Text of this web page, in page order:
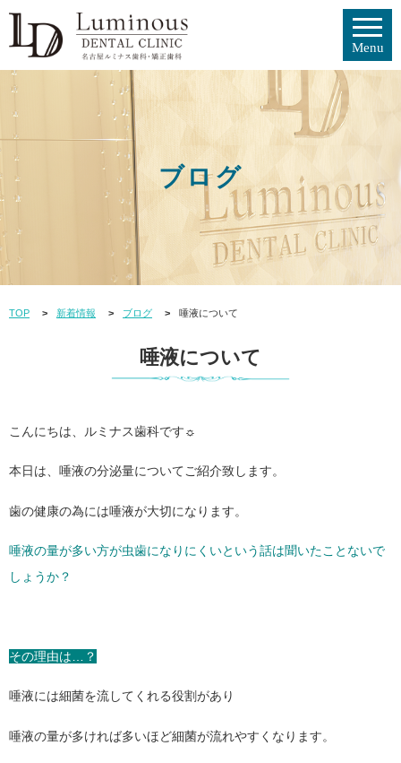
ブログ
TOP 新着情報 ブログ 唾液について
唾液について
こんにちは、ルミナス歯科です☼
本日は、唾液の分泌量についてご紹介致します。
歯の健康の為には唾液が大切になります。
唾液の量が多い方が虫歯になりにくいという話は聞いたことないで
しょうか？
その理由は…？
唾液には細菌を流してくれる役割があり
唾液の量が多ければ多いほど細菌が流れやすくなります。